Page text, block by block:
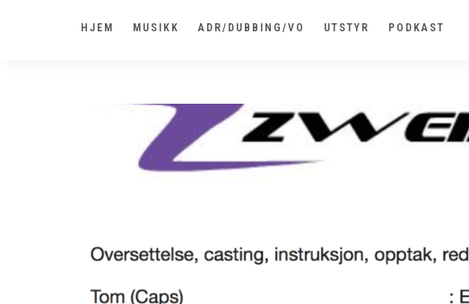
HJEM MUSIKK ADR/DUBBING/VO UTSTYR PODKAST